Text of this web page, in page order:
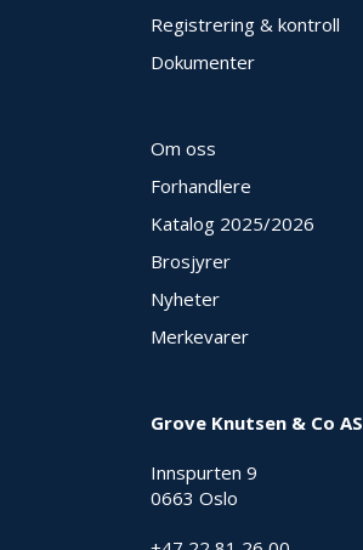
Registrering & kontroll
Dokumenter
Om oss
Forhandlere
Katalog 2025/2026
Brosjyrer
Nyheter
Merkevarer
Grove Knutsen & Co AS
Innspurten 9
0663 Oslo